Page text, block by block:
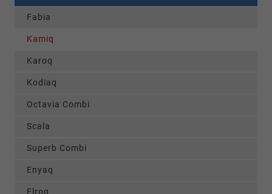
Fabia
Kamiq
Karoq
Kodiaq
Octavia Combi
Scala
Superb Combi
Enyaq
Elroq